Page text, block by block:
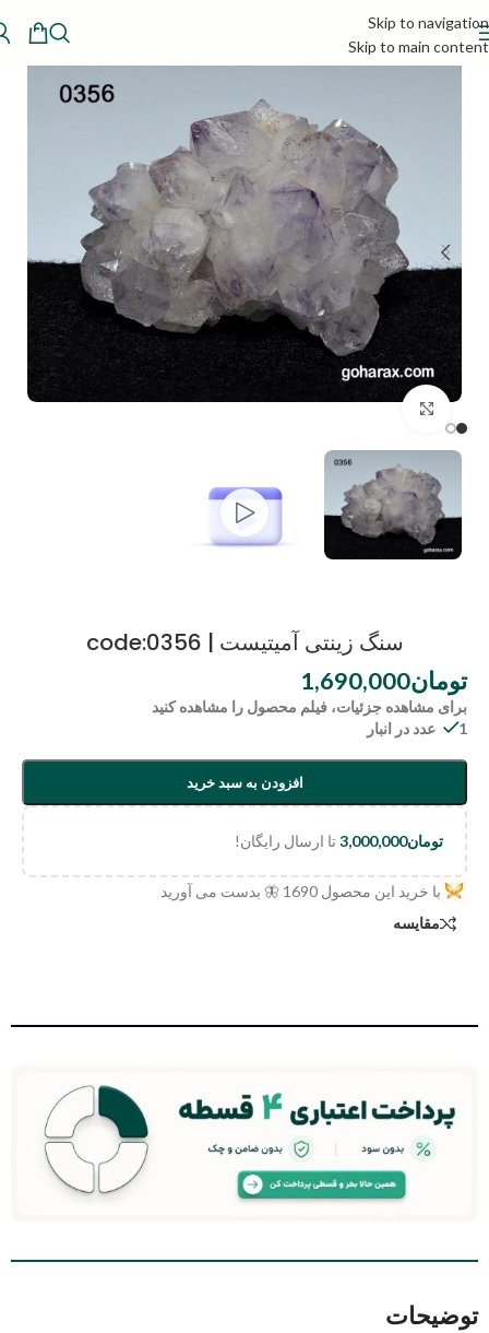
Skip to navigation
Skip to main content
سنگ زینتی آمیتیست | code:0356
تومان1,690,000
برای مشاهده جزئیات، فیلم محصول را مشاهده کنید
1 عدد در انبار
افزودن به سبد خرید
تومان3,000,000تا ارسال رایگان!
با خرید این محصول 1690 🦋 بدست می آورید
مقایسه
توضیحات